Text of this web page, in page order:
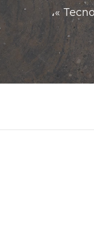
«Tecnosulfur »،